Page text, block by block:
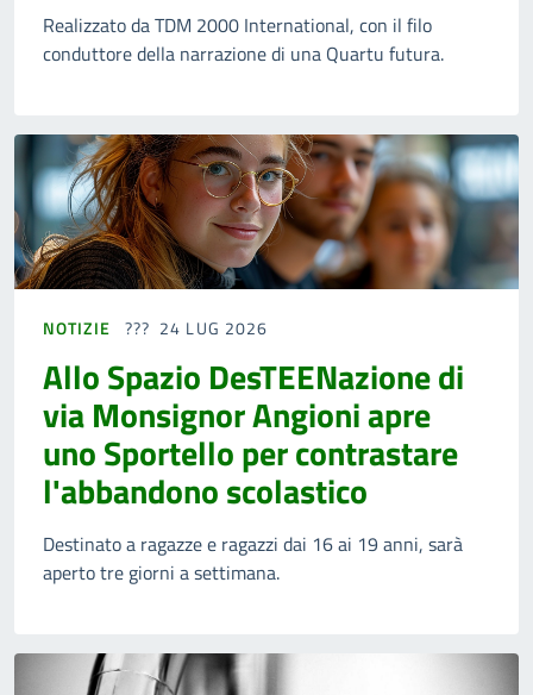
Realizzato da TDM 2000 International, con il filo
conduttore della narrazione di una Quartu futura.
NOTIZIE 24 LUG 2026
Allo Spazio DesTEENazione di
via Monsignor Angioni apre
uno Sportello per contrastare
l'abbandono scolastico
Destinato a ragazze e ragazzi dai 16 ai 19 anni, sarà
aperto tre giorni a settimana.